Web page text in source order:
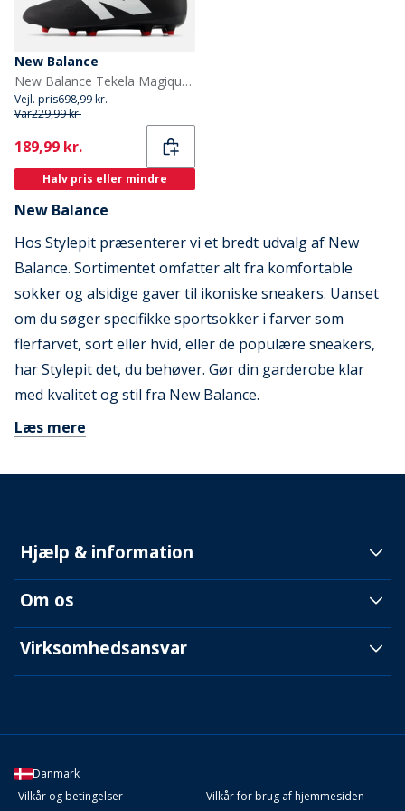
New Balance
New Balance Tekela Magique V4 FG / Firm Ground Fodboldstøvler Sort
Vejl. pris698,99 kr.
Var229,99 kr.
Current
189,99 kr.
Halv pris eller mindre
New Balance
Hos Stylepit præsenterer vi et bredt udvalg af New
Balance. Sortimentet omfatter alt fra komfortable
sokker og alsidige gaver til ikoniske sneakers. Uanset
om du søger specifikke sportsokker i farver som
flerfarvet, sort eller hvid, eller de populære sneakers,
har Stylepit det, du behøver. Gør din garderobe klar
med kvalitet og stil fra New Balance.
Læs mere
Hjælp & information
Om os
Virksomhedsansvar
Danmark
Vilkår og betingelser
Vilkår for brug af hjemmesiden